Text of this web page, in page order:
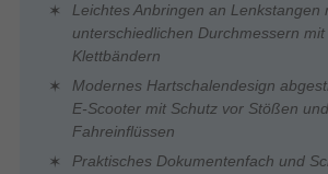
Leichtes Anbringen an Lenkstangen
unterschiedlichen Durchmessern
Klettbändern
Modernes Hartschalendesign
E-Scooter mit Schutz vor Stößen
Fahreinflüssen
Praktisches Dokumentenfach und